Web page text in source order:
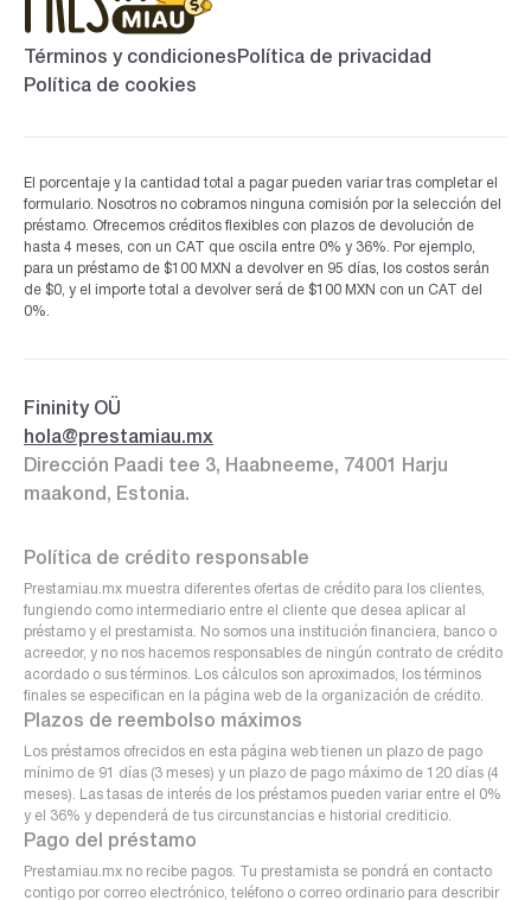
Términos y condiciones Política de privacidad
Política de cookies
El porcentaje y la cantidad total a pagar pueden variar tras completar el
formulario. Nosotros no cobramos ninguna comisión por la selección del
préstamo. Ofrecemos créditos flexibles con plazos de devolución de
hasta 4 meses, con un CAT que oscila entre 0% y 36%. Por ejemplo,
para un préstamo de $100 MXN a devolver en 95 días, los costos serán
de $0, y el importe total a devolver será de $100 MXN con un CAT del
0%.
Fininity OÜ
hola@prestamiau.mx
Dirección Paadi tee 3, Haabneeme, 74001 Harju
maakond, Estonia.
Política de crédito responsable
Prestamiau.mx muestra diferentes ofertas de crédito para los clientes,
fungiendo como intermediario entre el cliente que desea aplicar al
préstamo y el prestamista. No somos una institución financiera, banco o
acreedor, y no nos hacemos responsables de ningún contrato de crédito
acordado o sus términos. Los cálculos son aproximados, los términos
finales se especifican en la página web de la organización de crédito.
Plazos de reembolso máximos
Los préstamos ofrecidos en esta página web tienen un plazo de pago
mínimo de 91 días (3 meses) y un plazo de pago máximo de 120 días (4
meses). Las tasas de interés de los préstamos pueden variar entre el 0%
y el 36% y dependerá de tus circunstancias e historial crediticio.
Pago del préstamo
Prestamiau.mx no recibe pagos. Tu prestamista se pondrá en contacto
contigo por correo electrónico, teléfono o correo ordinario para describir